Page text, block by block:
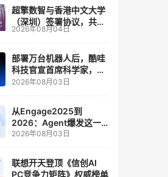
管理
超擎数智与香港中文大学
（深圳）签署协议，共建
人工智能和边缘计算联合
2026年08月04日
部署万台机器人后，酷哇
科技官宣首席科学家，要
让世界模型交付生产力
2026年08月03日
从Engage2025到
2026：Agent爆发这一
年，AI CRM 走到哪了
2026年08月03日
联想开天登顶《信创AI
PC竞争力矩阵》权威榜单